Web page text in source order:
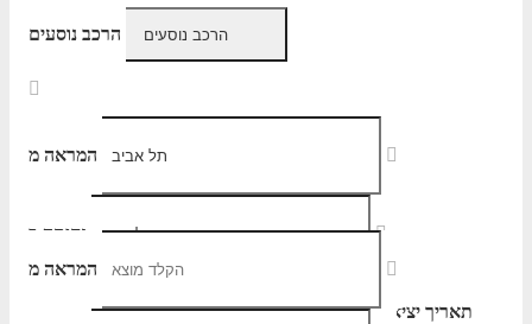
הרכב נוסעים
המראה מ
נחיתה ב
תאריך יציאה
המראה מ